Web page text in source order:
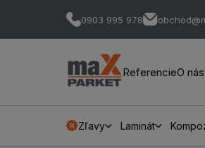
0903 995 978
ReferencieO nás
Zľavy Laminát